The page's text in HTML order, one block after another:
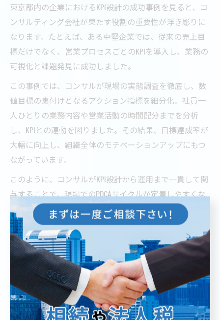
東京都内の企業におけるKPI設計の成功事例を見ると、コ
ンサルティング会社が果たす役割の重要性が浮き彫りに
なります。たとえば、ある中堅企業では、従来の売上目
標だけでなく、営業プロセスごとのKPIを導入し、業務の
可視化と課題発見に成功しました。
この事例では、コンサルが現場の実態調査を徹底し、数
値目標の裏付けとなるアクション指標を細分化。社員一
人ひとりの業務内容や営業活動の時間配分までを分析
し、KPIとの連動を図りました。その結果、目標達成率が
大幅に向上し、組織全体のモチベーションアップにもつ
ながっています。
このように、コンサルがKPI設計から運用まで一貫して関
与することで、現場でのPDCAサイクルが定着しやすくな
ります。成功事例から学べるポイントは、「現場との連
携」「具体的な数値根拠」「継続的なモニタリング」の3
点です。実際にKPI活用を検討する際は、これらのポイン
トを意識しましょう。
コンサル選びで重視すべきKPI支援実績の見極め方
KPI設計でコンサルティング会社を選ぶ際は、単なるサー
ビス内容ではなく、実際の支援実績を重視することが重